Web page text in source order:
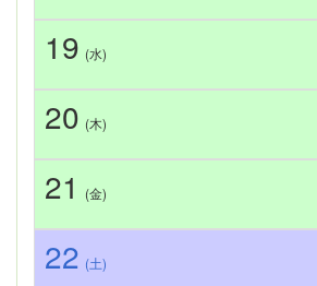
19 (水)
20 (木)
21 (金)
22 (土)